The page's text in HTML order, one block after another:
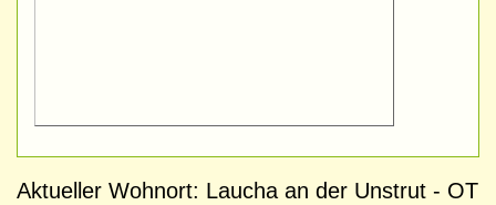
Aktueller Wohnort: Laucha an der Unstrut - OT